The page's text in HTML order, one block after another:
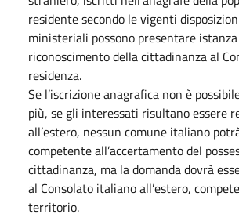
residente secondo le vigenti
ministeriali possono presentare
riconoscimento della cittadinanza al
residenza.
Se l’iscrizione anagrafica non è
più, se gli interessati risultano essere
all’estero, nessun comune italiano
competente all’accertamento del
cittadinanza, ma la domanda dovrà
al Consolato italiano all’estero,
territorio.